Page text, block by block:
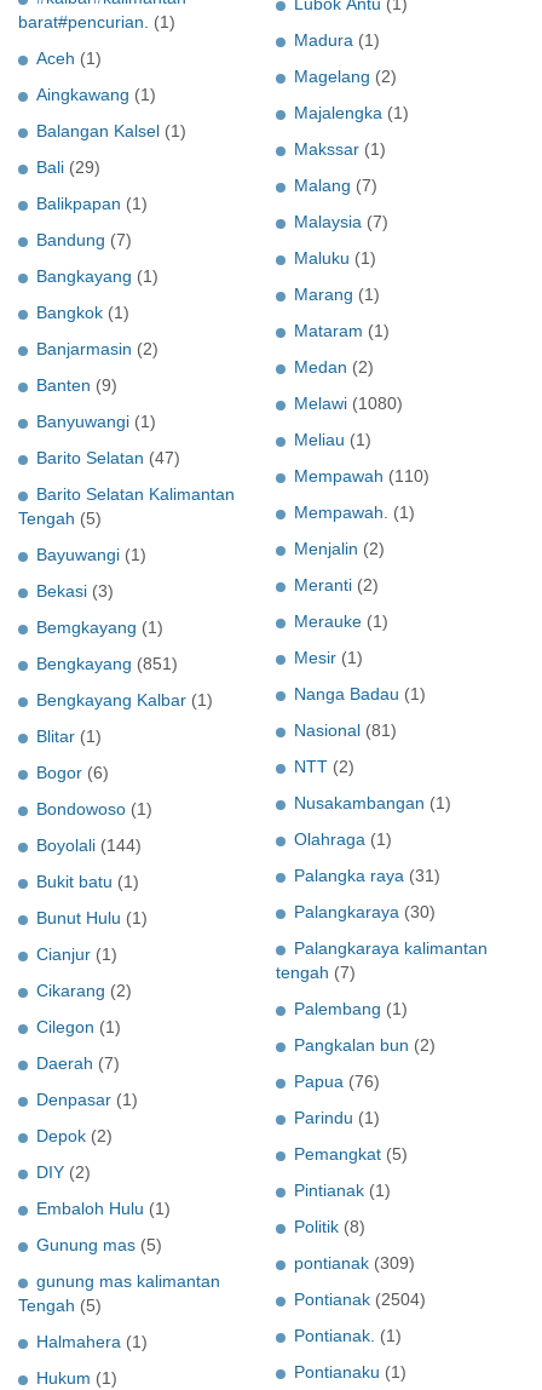
barat#pencurian. (1)
Aceh (1)
Aingkawang (1)
Balangan Kalsel (1)
Bali (29)
Balikpapan (1)
Bandung (7)
Bangkayang (1)
Bangkok (1)
Banjarmasin (2)
Banten (9)
Banyuwangi (1)
Barito Selatan (47)
Barito Selatan Kalimantan
Tengah (5)
Bayuwangi (1)
Bekasi (3)
Bemgkayang (1)
Bengkayang (851)
Bengkayang Kalbar (1)
Blitar (1)
Bogor (6)
Bondowoso (1)
Boyolali (144)
Bukit batu (1)
Bunut Hulu (1)
Cianjur (1)
Cikarang (2)
Cilegon (1)
Daerah (7)
Denpasar (1)
Depok (2)
DIY (2)
Embaloh Hulu (1)
Gunung mas (5)
gunung mas kalimantan
Tengah (5)
Halmahera (1)
Hukum (1)
Lubok Antu (1)
Madura (1)
Magelang (2)
Majalengka (1)
Makssar (1)
Malang (7)
Malaysia (7)
Maluku (1)
Marang (1)
Mataram (1)
Medan (2)
Melawi (1080)
Meliau (1)
Mempawah (110)
Mempawah. (1)
Menjalin (2)
Meranti (2)
Merauke (1)
Mesir (1)
Nanga Badau (1)
Nasional (81)
NTT (2)
Nusakambangan (1)
Olahraga (1)
Palangka raya (31)
Palangkaraya (30)
Palangkaraya kalimantan
tengah (7)
Palembang (1)
Pangkalan bun (2)
Papua (76)
Parindu (1)
Pemangkat (5)
Pintianak (1)
Politik (8)
pontianak (309)
Pontianak (2504)
Pontianak. (1)
Pontianaku (1)